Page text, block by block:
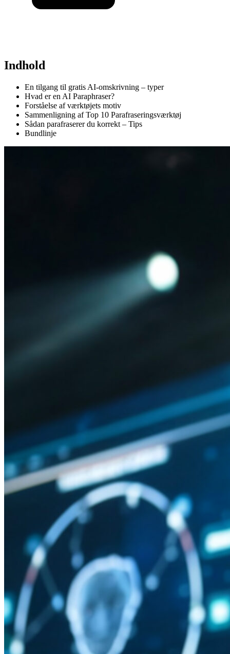
Indhold
En tilgang til gratis AI-omskrivning – typer
Hvad er en AI Paraphraser?
Forståelse af værktøjets motiv
Sammenligning af Top 10 Parafraseringsværktøj
Sådan parafraserer du korrekt – Tips
Bundlinje